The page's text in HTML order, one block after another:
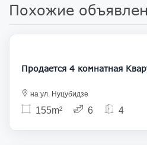
Похожие
на ул. Нуцубидзе
155m² 6 4